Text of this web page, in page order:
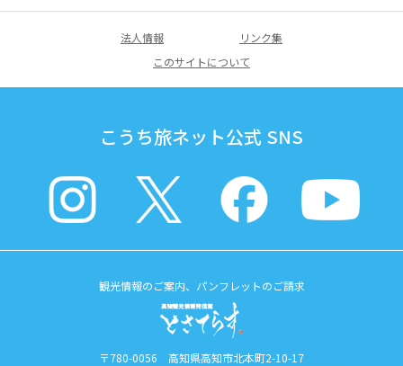
法人情報
リンク集
このサイトについて
こうち旅ネット公式 SNS
観光情報のご案内、パンフレットのご請求
〒780-0056 高知県高知市北本町2-10-17